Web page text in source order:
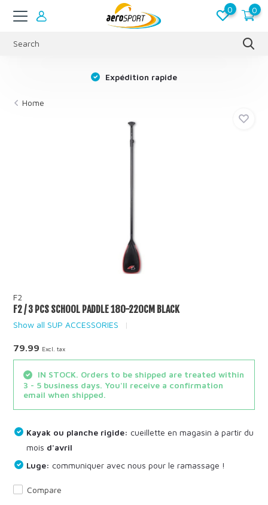
0 0
Expédition rapide
Home
F2
F2 / 3 PCS SCHOOL PADDLE 180-220CM BLACK
Show all SUP ACCESSORIES
79.99 Excl. tax
IN STOCK. Orders to be shipped are treated within
3 - 5 business days. You'll receive a confirmation
email when shipped.
Kayak ou planche rigide: cueillette en magasin à partir du
mois d'avril
Luge: communiquer avec nous pour le ramassage !
Compare